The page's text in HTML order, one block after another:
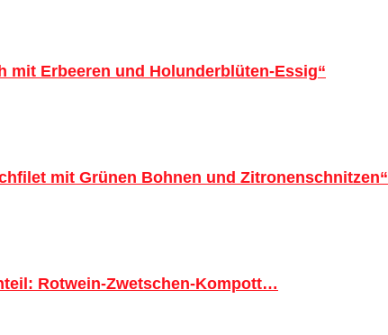
mit Erbeeren und Holunderblüten-Essig“
mit Grünen Bohnen und Zitronenschnitzen“
Rotwein-Zwetschen-Kompott…